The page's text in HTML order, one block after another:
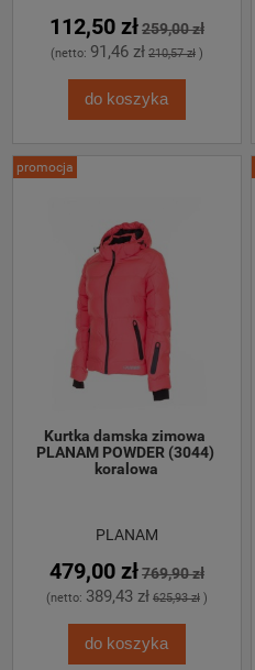
112,50 zł259,00 zł
(netto: 91,46 zł 210,57 zł)
do koszyka
Kurtka damska zimowa
PLANAM POWDER (3044)
koralowa
PLANAM
479,00 zł769,90 zł
(netto: 389,43 zł 625,93 zł)
do koszyka
promocja